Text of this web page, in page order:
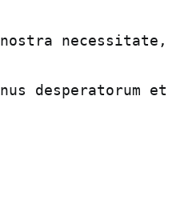
necessitate,
desperatorum